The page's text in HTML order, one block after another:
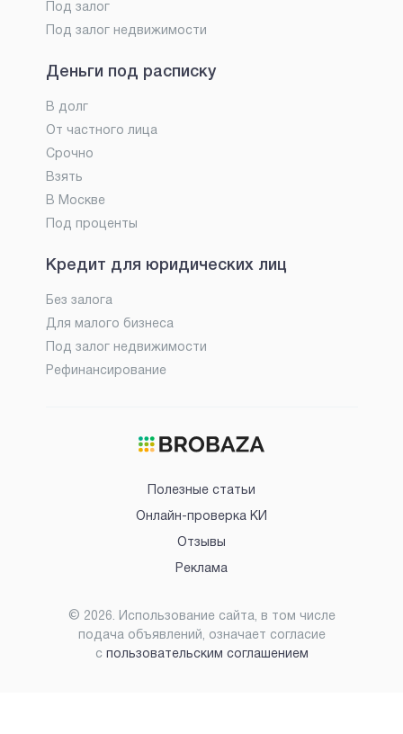
Под залог
Под залог недвижимости
Деньги под расписку
В долг
От частного лица
Срочно
Взять
В Москве
Под проценты
Кредит для юридических лиц
Без залога
Для малого бизнеса
Под залог недвижимости
Рефинансирование
Полезные статьи
Онлайн-проверка КИ
Отзывы
Реклама
© 2026. Использование сайта, в том числе
подача объявлений, означает согласие
с пользовательским соглашением